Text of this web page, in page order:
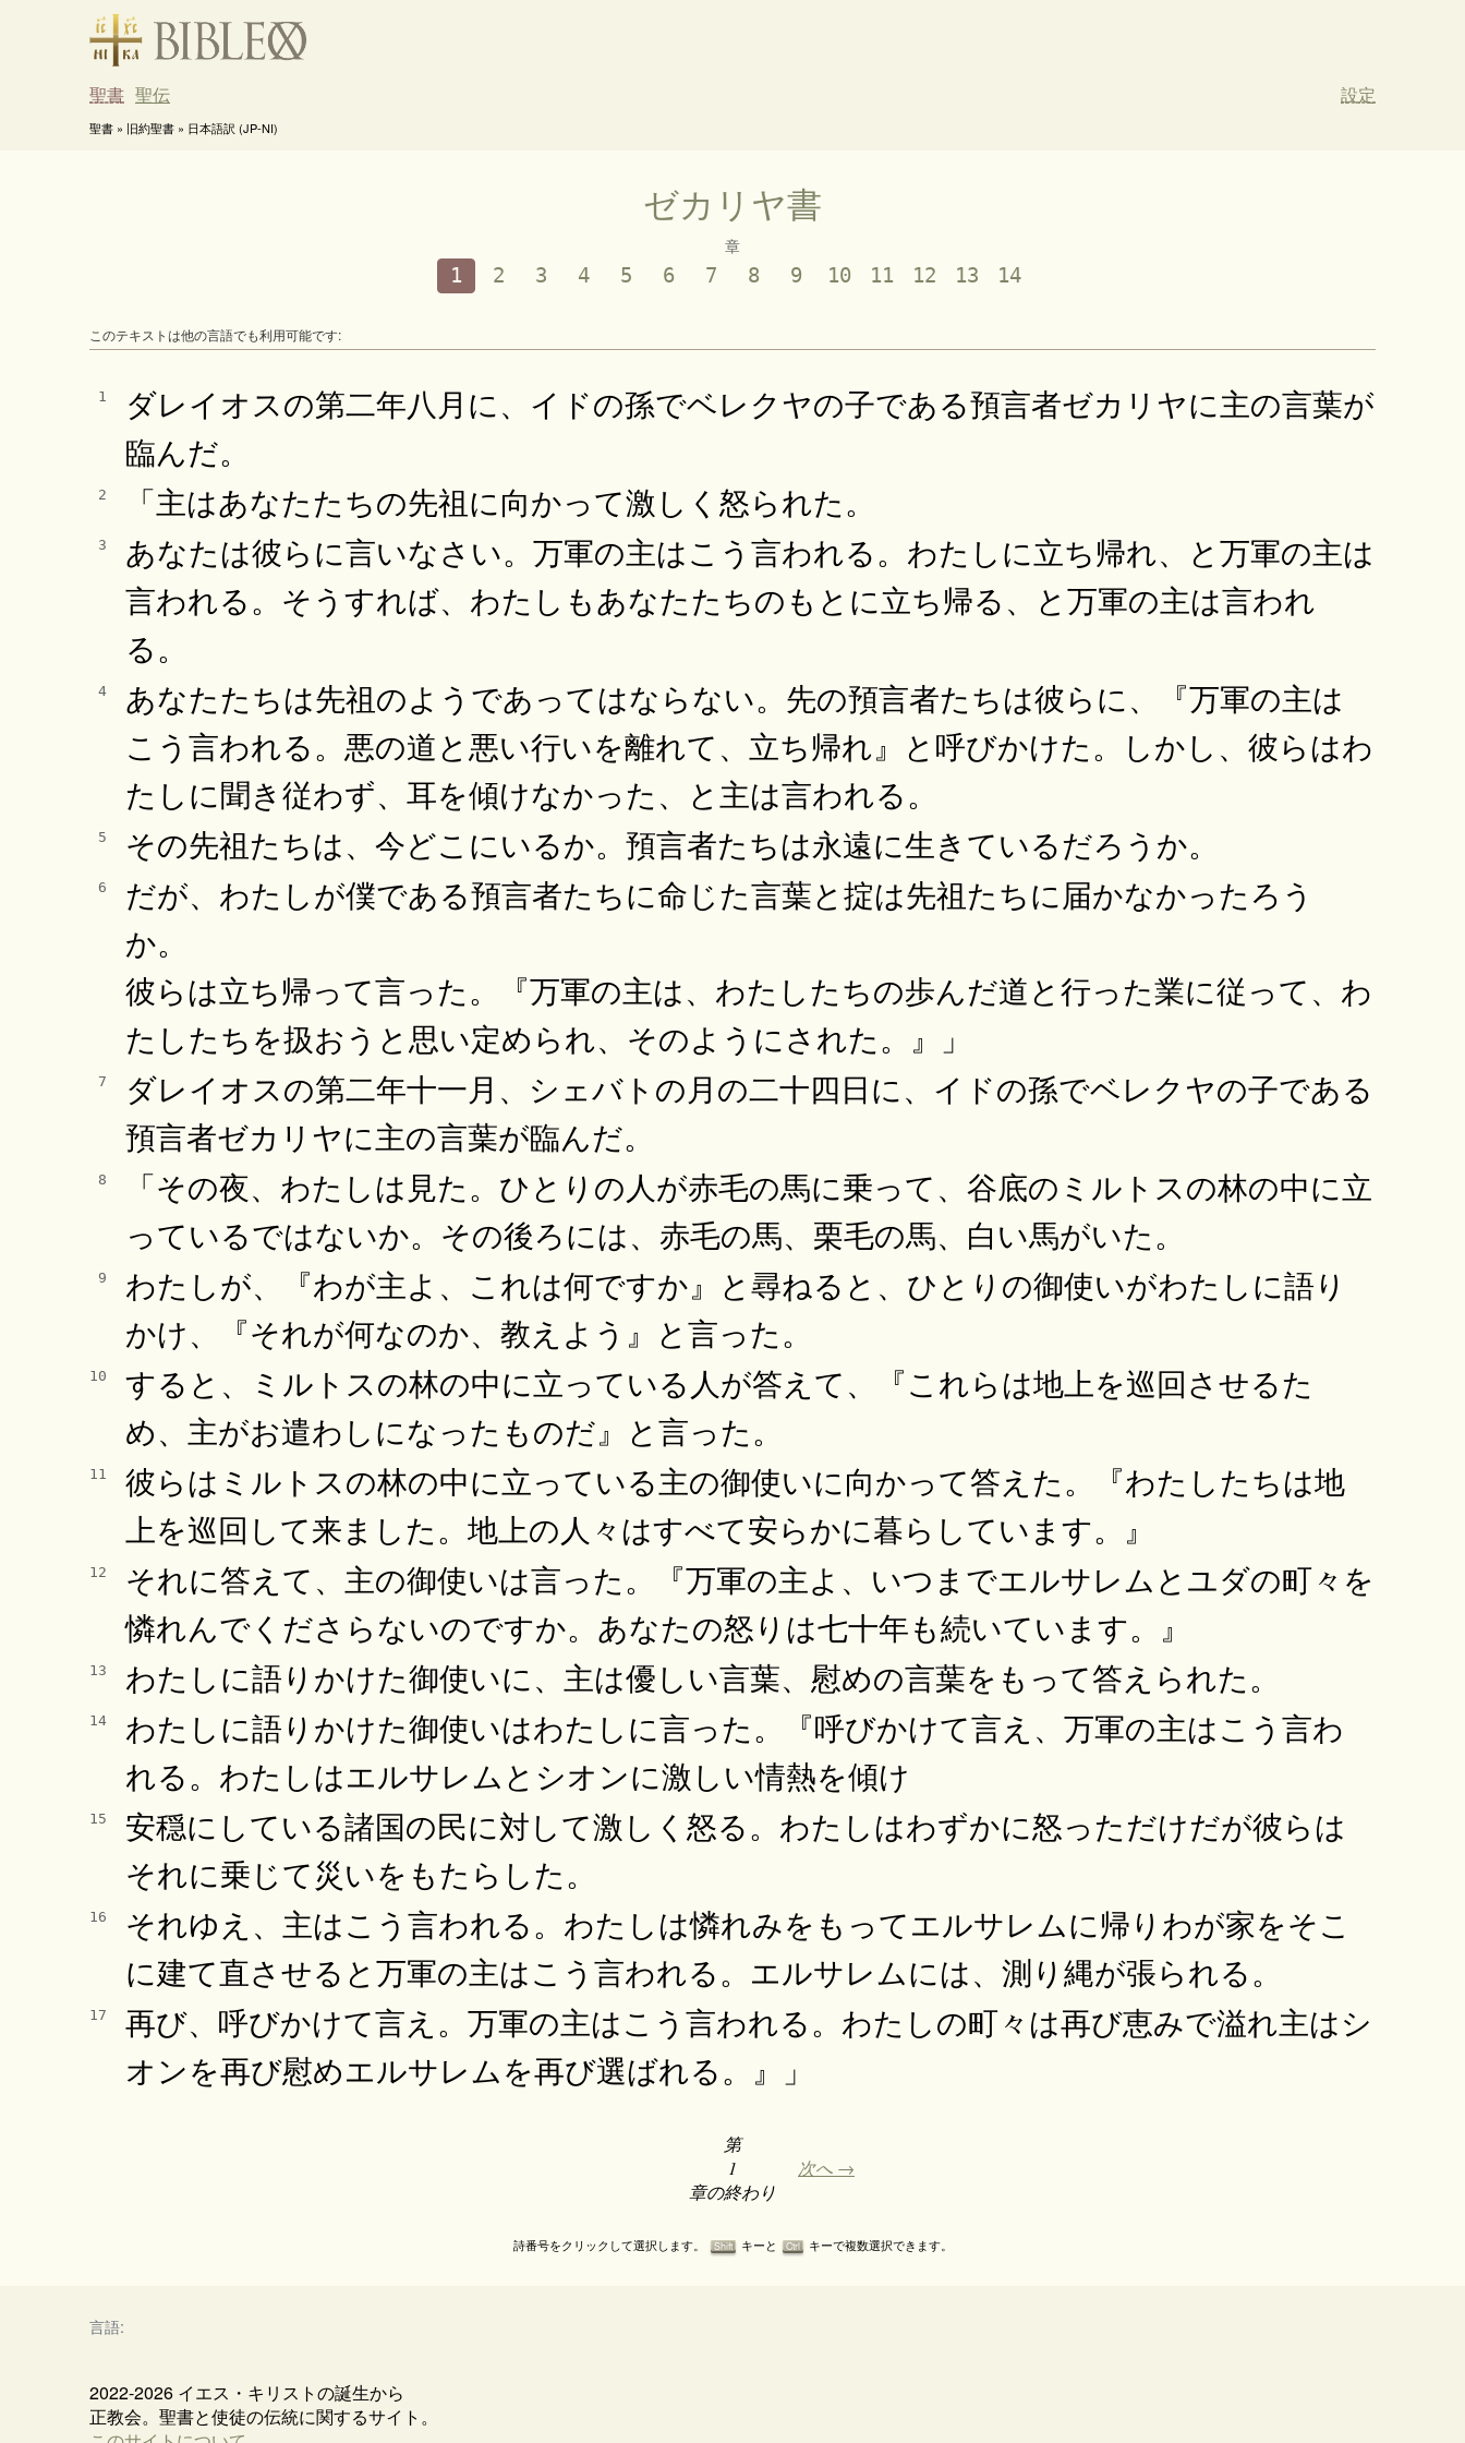
聖書 聖伝 設定
聖書 » 旧約聖書 » 日本語訳 (JP-NI)
ゼカリヤ書
章
1 2 3 4 5 6 7 8 9 10 11 12 13 14
このテキストは他の言語でも利用可能です:
1
ダレイオスの第二年八月に、イドの孫でベレクヤの子である預言者ゼカリヤに主の言葉が
臨んだ。
2 「主はあなたたちの先祖に向かって激しく怒られた。
3
あなたは彼らに言いなさい。万軍の主はこう言われる。わたしに立ち帰れ、と万軍の主は
言われる。そうすれば、わたしもあなたたちのもとに立ち帰る、と万軍の主は言われ
る。
4
あなたたちは先祖のようであってはならない。先の預言者たちは彼らに、『万軍の主は
こう言われる。悪の道と悪い行いを離れて、立ち帰れ』と呼びかけた。しかし、彼らはわ
たしに聞き従わず、耳を傾けなかった、と主は言われる。
5 その先祖たちは、今どこにいるか。預言者たちは永遠に生きているだろうか。
6
だが、わたしが僕である預言者たちに命じた言葉と掟は先祖たちに届かなかったろう
か。
彼らは立ち帰って言った。『万軍の主は、わたしたちの歩んだ道と行った業に従って、わ
たしたちを扱おうと思い定められ、そのようにされた。』」
7
ダレイオスの第二年十一月、シェバトの月の二十四日に、イドの孫でベレクヤの子である
預言者ゼカリヤに主の言葉が臨んだ。
8
「その夜、わたしは見た。ひとりの人が赤毛の馬に乗って、谷底のミルトスの林の中に立
っているではないか。その後ろには、赤毛の馬、栗毛の馬、白い馬がいた。
9
わたしが、『わが主よ、これは何ですか』と尋ねると、ひとりの御使いがわたしに語り
かけ、『それが何なのか、教えよう』と言った。
10
すると、ミルトスの林の中に立っている人が答えて、『これらは地上を巡回させるた
め、主がお遣わしになったものだ』と言った。
11
彼らはミルトスの林の中に立っている主の御使いに向かって答えた。『わたしたちは地
上を巡回して来ました。地上の人々はすべて安らかに暮らしています。』
12
それに答えて、主の御使いは言った。『万軍の主よ、いつまでエルサレムとユダの町々を
憐れんでくださらないのですか。あなたの怒りは七十年も続いています。』
13 わたしに語りかけた御使いに、主は優しい言葉、慰めの言葉をもって答えられた。
14
わたしに語りかけた御使いはわたしに言った。『呼びかけて言え、万軍の主はこう言わ
れる。わたしはエルサレムとシオンに激しい情熱を傾け
15
安穏にしている諸国の民に対して激しく怒る。わたしはわずかに怒っただけだが彼らは
それに乗じて災いをもたらした。
16
それゆえ、主はこう言われる。わたしは憐れみをもってエルサレムに帰りわが家をそこ
に建て直させると万軍の主はこう言われる。エルサレムには、測り縄が張られる。
17
再び、呼びかけて言え。万軍の主はこう言われる。わたしの町々は再び恵みで溢れ主はシ
オンを再び慰めエルサレムを再び選ばれる。』」
第
1
章の終わり
次へ →
詩番号をクリックして選択します。 Shift キーと Ctrl キーで複数選択できます。
言語:
2022-2026 イエス・キリストの誕生から
正教会。聖書と使徒の伝統に関するサイト。